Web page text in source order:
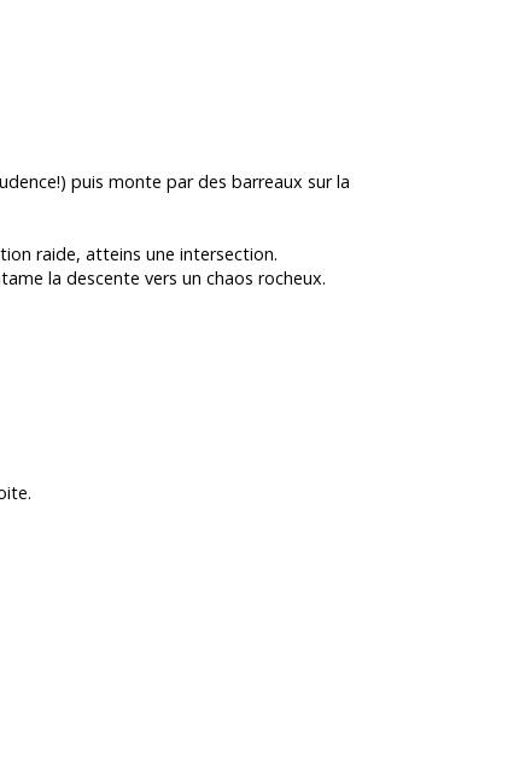
puis monte par des barreaux sur la
raide, atteins une intersection.
la descente vers un chaos rocheux.